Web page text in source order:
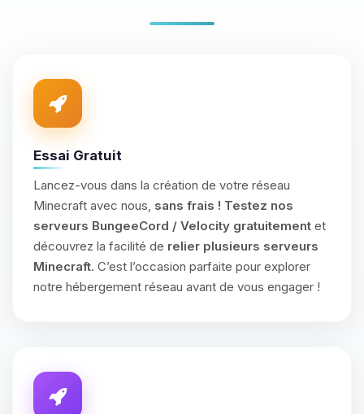
Essai Gratuit
Lancez-vous dans la création de votre réseau
Minecraft avec nous, sans frais ! Testez nos
serveurs BungeeCord / Velocity gratuitement et
découvrez la facilité de relier plusieurs serveurs
Minecraft. C’est l’occasion parfaite pour explorer
notre hébergement réseau avant de vous engager !